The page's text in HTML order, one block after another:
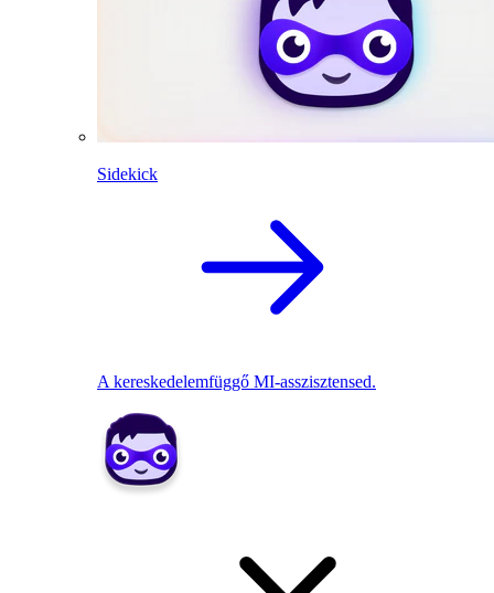
Sidekick
A kereskedelemfüggő MI-asszisztensed.